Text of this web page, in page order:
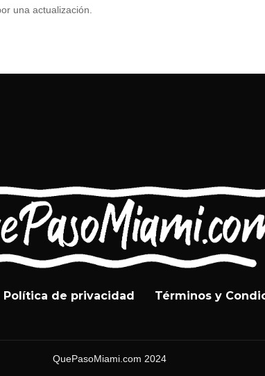
una actualización.
Política de privacidad Términos y
QuePasoMiami.com 2024